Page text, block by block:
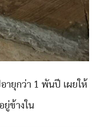
ายุกว่า 1 พันปี เผยให้
ข้างใน